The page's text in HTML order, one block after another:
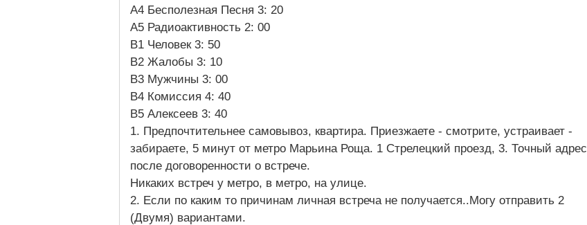
A4 Бесполезная Песня 3: 20
A5 Радиоактивность 2: 00
B1 Человек 3: 50
B2 Жалобы 3: 10
B3 Мужчины 3: 00
B4 Комиссия 4: 40
B5 Алексеев 3: 40
1. Предпочтительнее самовывоз, квартира. Приезжаете - смотрите, устраивает -
забираете, 5 минут от метро Марьина Роща. 1 Стрелецкий проезд, 3. Точный адрес
после договоренности о встрече.
Никаких встреч у метро, в метро, на улице.
2. Если по каким то причинам личная встреча не получается..Могу отправить 2
(Двумя) вариантами.